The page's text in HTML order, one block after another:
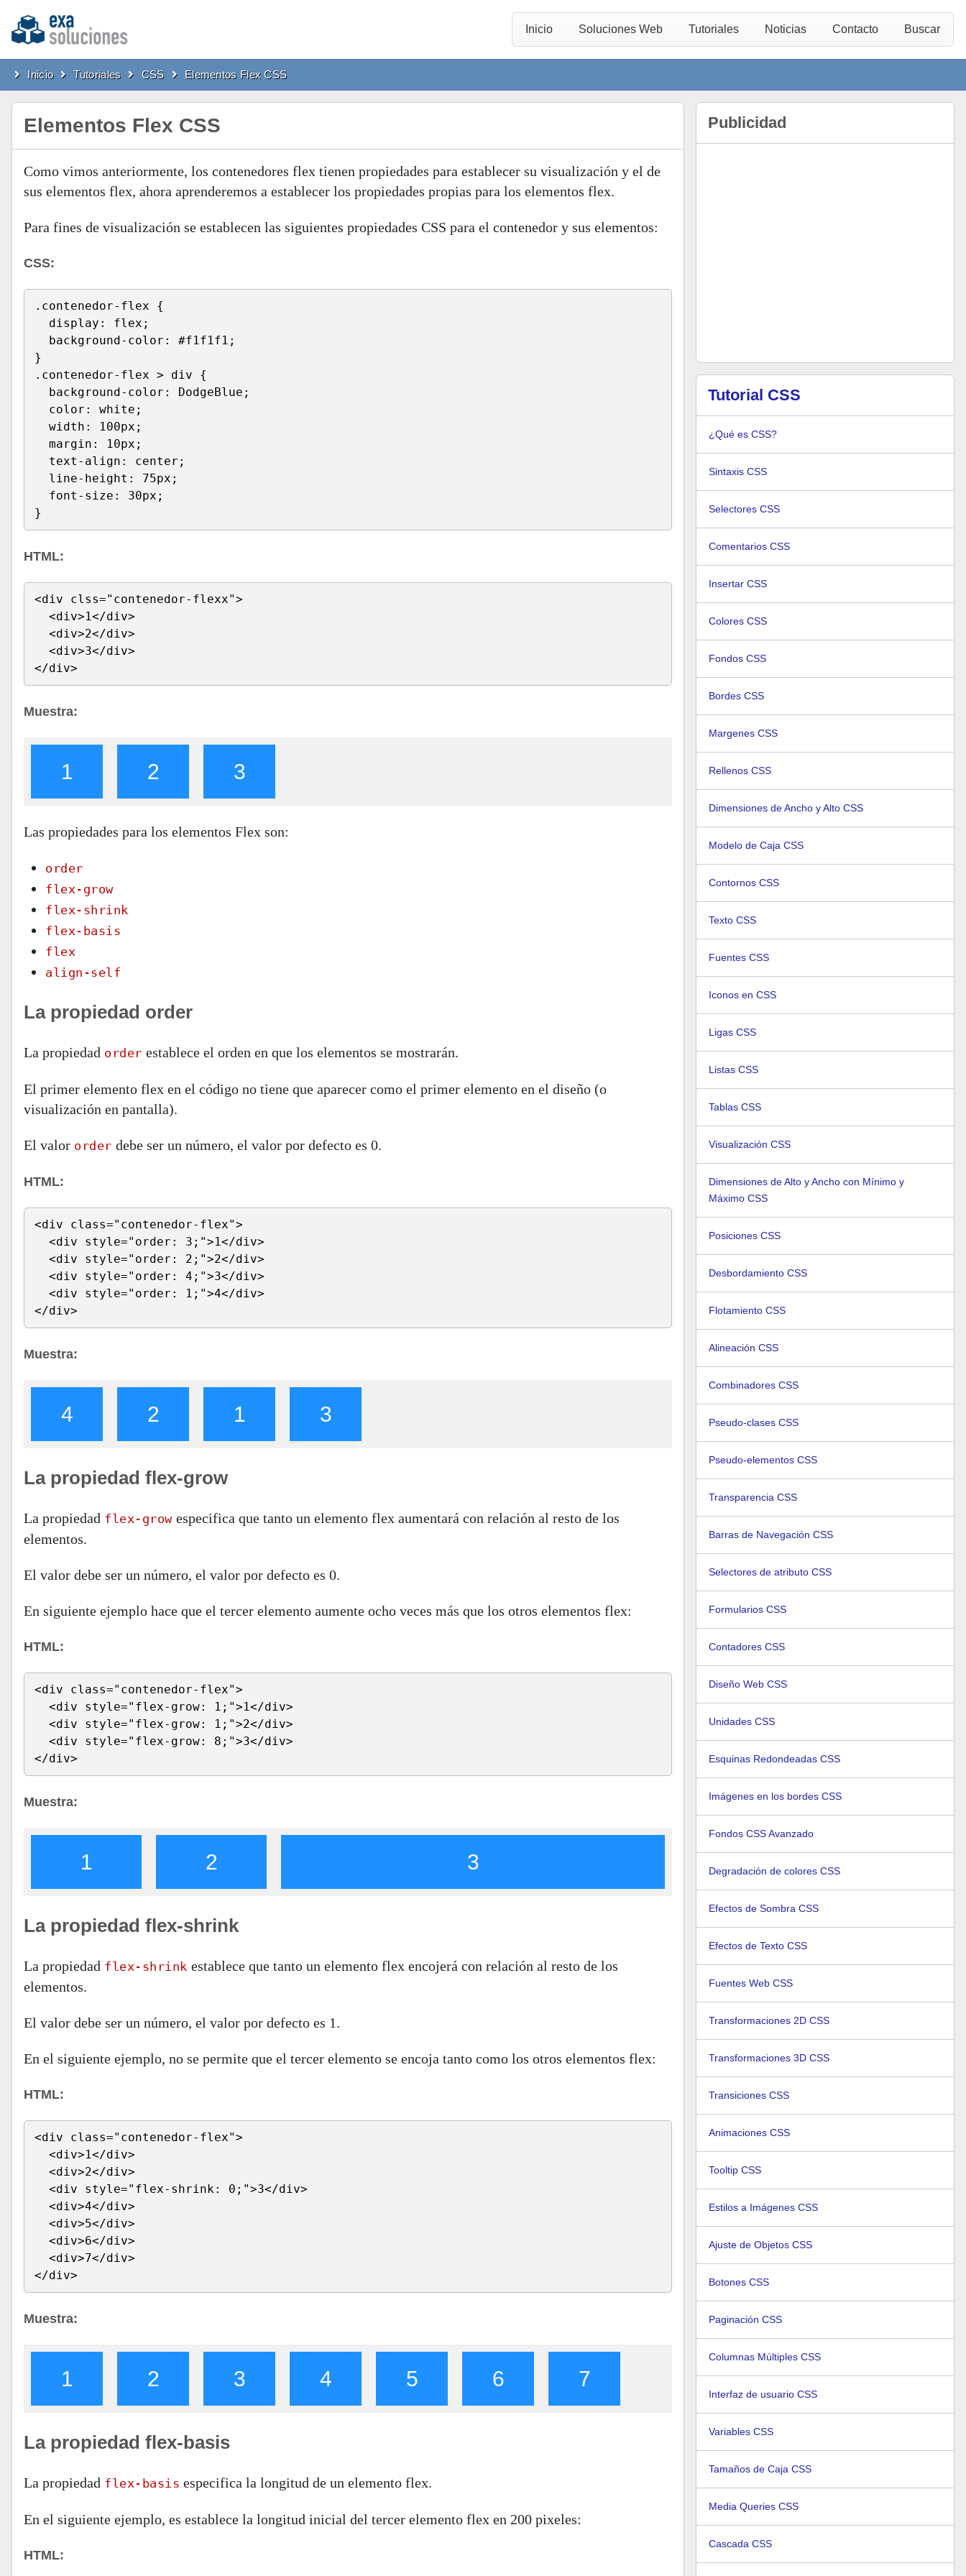
Inicio Soluciones Web Tutoriales Noticias Contacto Buscar
Inicio Tutoriales CSS Elementos Flex CSS
Elementos Flex CSS
Como vimos anteriormente, los contenedores flex tienen propiedades para establecer su visualización y el de
sus elementos flex, ahora aprenderemos a establecer los propiedades propias para los elementos flex.
Para fines de visualización se establecen las siguientes propiedades CSS para el contenedor y sus elementos:
CSS:
.contenedor-flex {
  display: flex;
  background-color: #f1f1f1;
}
.contenedor-flex > div {
  background-color: DodgeBlue;
  color: white;
  width: 100px;
  margin: 10px;
  text-align: center;
  line-height: 75px;
  font-size: 30px;
}
HTML:
<div clss="contenedor-flexx">
  <div>1</div>
  <div>2</div>
  <div>3</div>
</div>
Muestra:
1 2 3
Las propiedades para los elementos Flex son:
order
flex-grow
flex-shrink
flex-basis
flex
align-self
La propiedad order
La propiedad order establece el orden en que los elementos se mostrarán.
El primer elemento flex en el código no tiene que aparecer como el primer elemento en el diseño (o
visualización en pantalla).
El valor order debe ser un número, el valor por defecto es 0.
HTML:
<div class="contenedor-flex">
  <div style="order: 3;">1</div>
  <div style="order: 2;">2</div>
  <div style="order: 4;">3</div>
  <div style="order: 1;">4</div>
</div>
Muestra:
1
2 3
4
La propiedad flex-grow
La propiedad flex-growespecifica que tanto un elemento flex aumentará con relación al resto de los
elementos.
El valor debe ser un número, el valor por defecto es 0.
En siguiente ejemplo hace que el tercer elemento aumente ocho veces más que los otros elementos flex:
HTML:
<div class="contenedor-flex">
  <div style="flex-grow: 1;">1</div>
  <div style="flex-grow: 1;">2</div>
  <div style="flex-grow: 8;">3</div>
</div>
Muestra:
1 2 3
La propiedad flex-shrink
La propiedad flex-shrink establece que tanto un elemento flex encojerá con relación al resto de los
elementos.
El valor debe ser un número, el valor por defecto es 1.
En el siguiente ejemplo, no se permite que el tercer elemento se encoja tanto como los otros elementos flex:
HTML:
<div class="contenedor-flex">
  <div>1</div>
  <div>2</div>
  <div style="flex-shrink: 0;">3</div>
  <div>4</div>
  <div>5</div>
  <div>6</div>
  <div>7</div>
</div>
Muestra:
1 2 3 4 5 6 7
La propiedad flex-basis
La propiedad flex-basis especifica la longitud de un elemento flex.
En el siguiente ejemplo, es establece la longitud inicial del tercer elemento flex en 200 pixeles:
HTML:
Publicidad
Tutorial CSS
¿Qué es CSS?
Sintaxis CSS
Selectores CSS
Comentarios CSS
Insertar CSS
Colores CSS
Fondos CSS
Bordes CSS
Margenes CSS
Rellenos CSS
Dimensiones de Ancho y Alto CSS
Modelo de Caja CSS
Contornos CSS
Texto CSS
Fuentes CSS
Iconos en CSS
Ligas CSS
Listas CSS
Tablas CSS
Visualización CSS
Dimensiones de Alto y Ancho con Mínimo y
Máximo CSS
Posiciones CSS
Desbordamiento CSS
Flotamiento CSS
Alineación CSS
Combinadores CSS
Pseudo-clases CSS
Pseudo-elementos CSS
Transparencia CSS
Barras de Navegación CSS
Selectores de atributo CSS
Formularios CSS
Contadores CSS
Diseño Web CSS
Unidades CSS
Esquinas Redondeadas CSS
Imágenes en los bordes CSS
Fondos CSS Avanzado
Degradación de colores CSS
Efectos de Sombra CSS
Efectos de Texto CSS
Fuentes Web CSS
Transformaciones 2D CSS
Transformaciones 3D CSS
Transiciones CSS
Animaciones CSS
Tooltip CSS
Estilos a Imágenes CSS
Ajuste de Objetos CSS
Botones CSS
Paginación CSS
Columnas Múltiples CSS
Interfaz de usuario CSS
Variables CSS
Tamaños de Caja CSS
Media Queries CSS
Cascada CSS